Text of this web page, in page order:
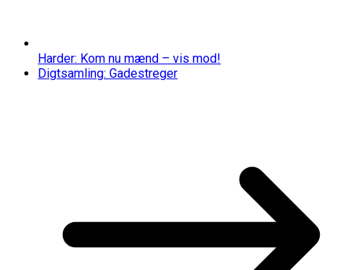
Harder: Kom nu mænd – vis mod!
Digtsamling: Gadestreger